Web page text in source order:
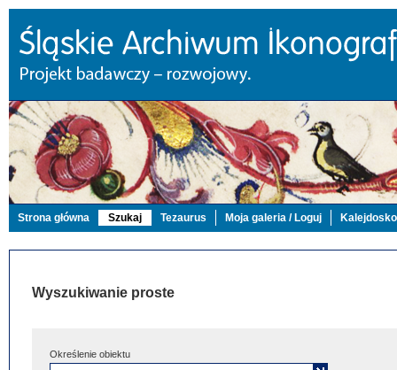
Strona główna Szukaj Tezaurus Moja galeria / Loguj
Wyszukiwanie proste
Określenie obiektu